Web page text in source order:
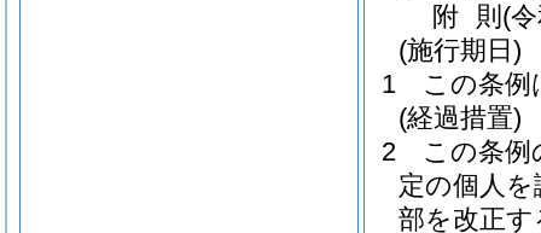
附 則 (
(施行期日)
1
この条例
(経過措置)
2
この条例
定の個人
部を改正